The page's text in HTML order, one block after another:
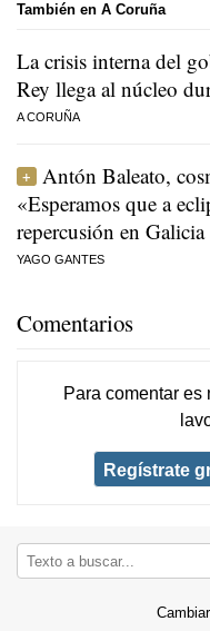
También en A Coruña
La crisis interna del
Rey llega al núcleo
A CORUÑA
Antón Baleato,
«Esperamos que a
repercusión en
YAGO GANTES
Comentarios
Para comentar es
Regístrate